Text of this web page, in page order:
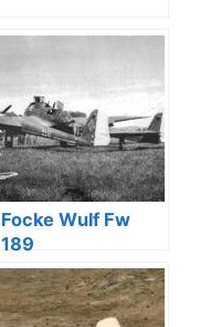
Focke Wulf Fw
189